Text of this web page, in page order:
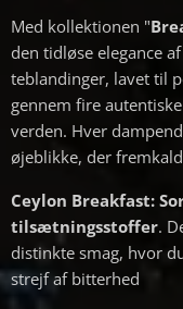
Med kollektionen "
den tidløse elegance
teblandinger, lavet til
gennem fire
verden. Hver
øjeblikke, der
Ceylon Breakfast:
tilsætningsstoffer.
distinkte smag, hvor
strejf af bitterhed